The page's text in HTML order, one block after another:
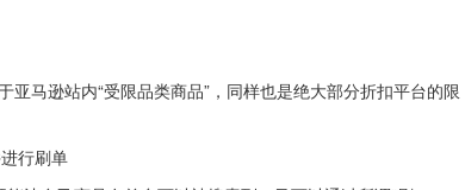
马逊站内“受限品类商品”，同样也是绝大部分折扣平台的限
行刷单